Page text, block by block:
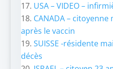
USA – VIDEO –
CANADA –
après le vaccin
SUISSE -résidente
décès